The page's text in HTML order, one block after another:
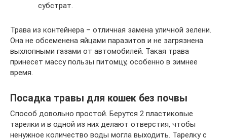
субстрат.
Трава из контейнера – отличная замена уличной зелени.
Она не обсеменена яйцами паразитов и не загрязнена
выхлопными газами от автомобилей. Такая трава
принесет массу пользы питомцу, особенно в зимнее
время.
Посадка травы для кошек без почвы
Способ довольно простой. Берутся 2 пластиковые
тарелки и в одной из них делают отверстия, чтобы
ненужное количество воды могла выходить. Тарелку с